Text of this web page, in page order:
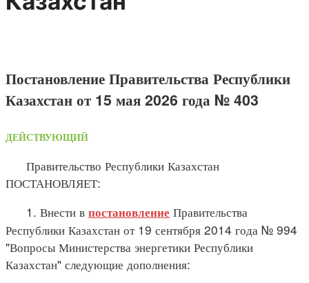
Постановление Правительства Республики
Казахстан от 15 мая 2026 года № 403
ДЕЙСТВУЮЩИЙ
Правительство Республики Казахстан
ПОСТАНОВЛЯЕТ:
1. Внести в постановление Правительства
Республики Казахстан от 19 сентября 2014 года № 994
"Вопросы Министерства энергетики Республики
Казахстан" следующие дополнения: